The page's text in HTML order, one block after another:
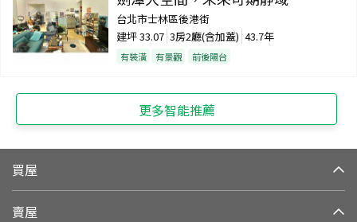
台北市士林區後港街
建坪33.07 3房2廳(含加蓋) 43.7年
有裝潢 有景觀 前後陽台
更多智能推薦
買屋
賣屋